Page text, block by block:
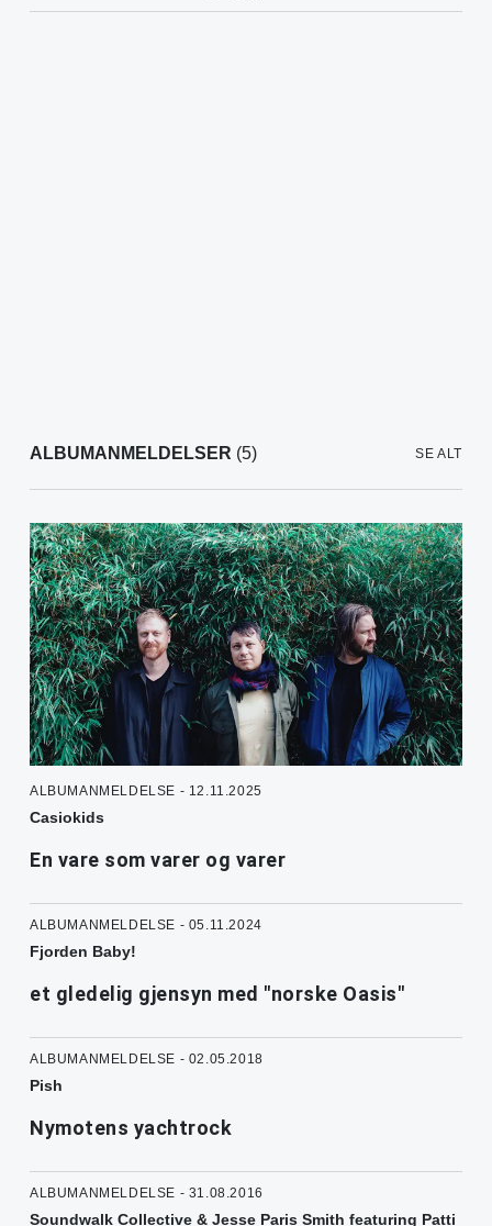
ALBUMANMELDELSER (5) SE ALT
ALBUMANMELDELSE - 12.11.2025
Casiokids
En vare som varer og varer
ALBUMANMELDELSE - 05.11.2024
Fjorden Baby!
et gledelig gjensyn med "norske Oasis"
ALBUMANMELDELSE - 02.05.2018
Pish
Nymotens yachtrock
ALBUMANMELDELSE - 31.08.2016
Soundwalk Collective & Jesse Paris Smith featuring Patti